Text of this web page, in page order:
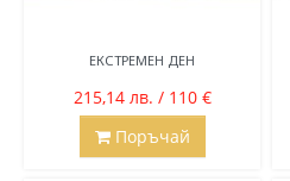
ЕКСТРЕМЕН ДЕН
215,14 лв. / 110 €
Поръчай